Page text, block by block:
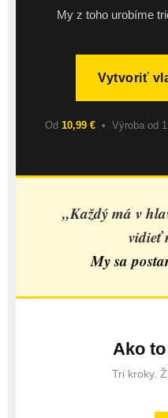
My z toho urobíme
Vytvoriť
Od 10,99 €• Výroba od
„Každý má v
vidieť
My sa
Ako
Tri kroky.